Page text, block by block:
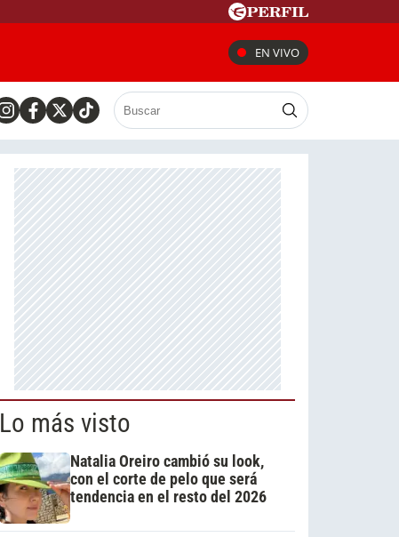
EN VIVO
Lo más visto
Natalia Oreiro cambió su look,
con el corte de pelo que será
tendencia en el resto del 2026